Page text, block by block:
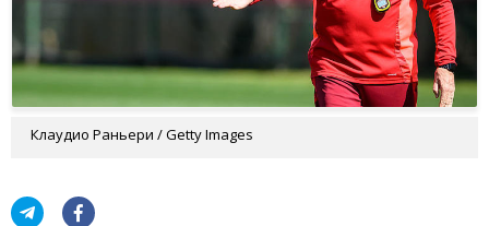
Клаудио Раньери / Getty Images